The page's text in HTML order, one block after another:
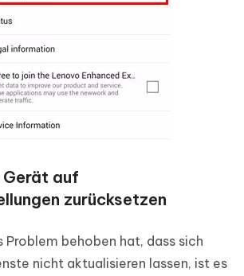
Gerät auf
zurücksetzen
Problem behoben hat, dass sich
nicht aktualisieren lassen, ist es